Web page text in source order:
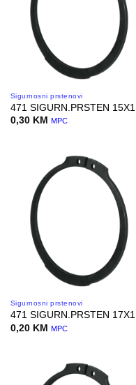
Sigurnosni prstenovi
471 SIGURN.PRSTEN 15X1
0,30 KM MPC
Sigurnosni prstenovi
471 SIGURN.PRSTEN 17X1
0,20 KM MPC